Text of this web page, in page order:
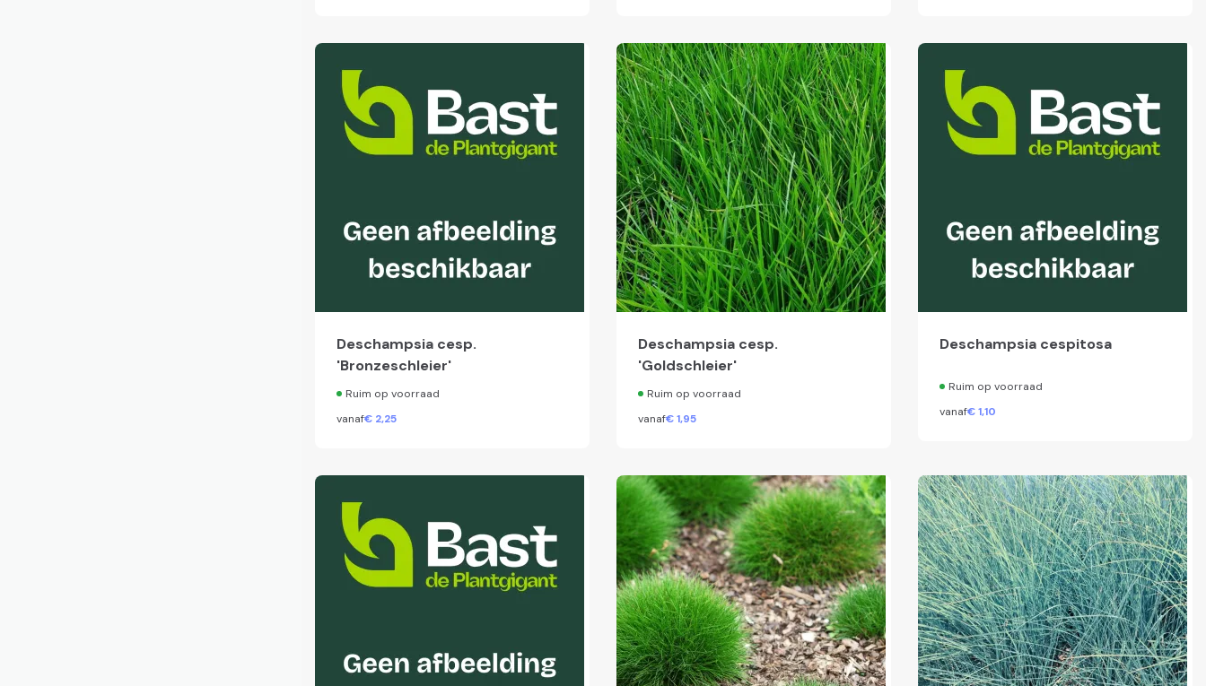
Deschampsia cesp.
'Bronzeschleier'
Ruim op voorraad
vanaf€ 2,25
Deschampsia cesp.
'Goldschleier'
Ruim op voorraad
vanaf€1,95
Deschampsia cespitosa
Ruim op voorraad
vanaf€1,10